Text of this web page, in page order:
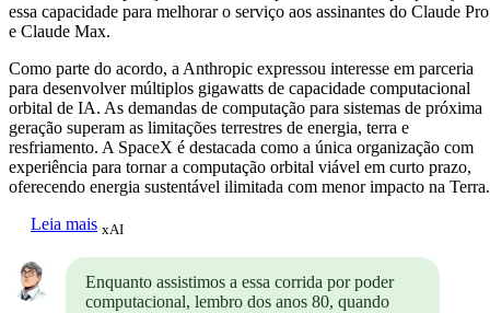
essa capacidade para melhorar o serviço aos assinantes do Claude Pro
e Claude Max.
Como parte do acordo, a Anthropic expressou interesse em parceria
para desenvolver múltiplos gigawatts de capacidade computacional
orbital de IA. As demandas de computação para sistemas de próxima
geração superam as limitações terrestres de energia, terra e
resfriamento. A SpaceX é destacada como a única organização com
experiência para tornar a computação orbital viável em curto prazo,
oferecendo energia sustentável ilimitada com menor impacto na Terra.
Leia mais xAI
Enquanto assistimos a essa corrida por poder
computacional, lembro dos anos 80, quando